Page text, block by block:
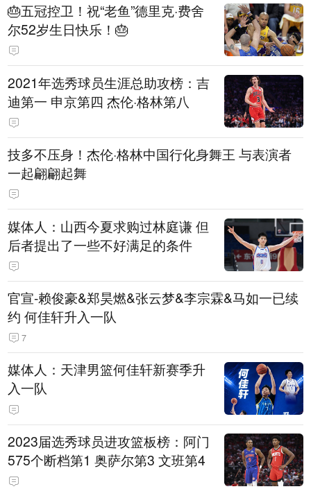
🎂五冠控卫！祝“老鱼”德里克·费舍
尔52岁生日快乐！🎂
2021年选秀球员生涯总助攻榜：吉
迪第一 申京第四 杰伦·格林第八
技多不压身！杰伦·格林中国行化身舞王 与表演者
一起翩翩起舞
媒体人：山西今夏求购过林庭谦 但
后者提出了一些不好满足的条件
官宣-赖俊豪&郑昊燃&张云梦&李宗霖&马如一已续
约 何佳轩升入一队
7
媒体人：天津男篮何佳轩新赛季升
入一队
2023届选秀球员进攻篮板榜：阿门
575个断档第1 奥萨尔第3 文班第4